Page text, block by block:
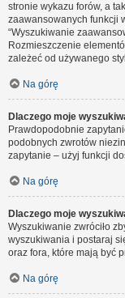
stronie wykazu forów, a
zaawansowanych funkcji
“Wyszukiwanie
Rozmieszczenie
zależeć od używanego
Na górę
Dlaczego moje
Prawdopodobnie
podobnych zwrotów
zapytanie – użyj funkcji
Na górę
Dlaczego moje
Wyszukiwanie zwróciło
wyszukiwania i postaraj
oraz fora, które mają być
Na górę